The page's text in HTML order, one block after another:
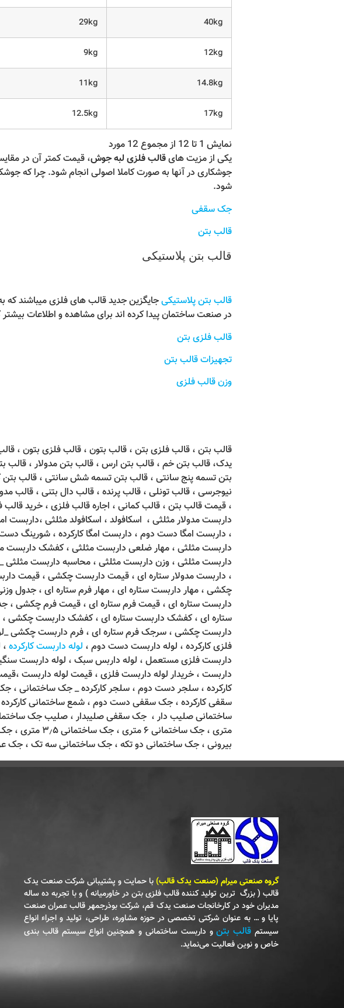
40kg
29kg
12kg
9kg
14.8kg
11kg
17kg
12.5kg
نمایش 1 تا 12 از مجموع 12 مورد
یکی از مزیت هایقالب فلزی لبه جوش، قیمت کمتر آن در
جوشکاری در آنها به صورت کاملا اصولی انجام شود. چرا که
شود.
جک سقفی
قالب بتن
قالب بتن پلاستیکی
قالب بتن پلاستیکیجایگزین جدید قالب های فلزی میباشند که
در صنعت ساختمان پیدا کرده اند برای مشاهده و اطلاعات
قالب فلزی بتن
تجهیزات قالب بتن
وزن قالب فلزی
قالب بتن ، قالب فلزی بتن ، قالب بتون ، قالب فلزی بتون
یدک، قالب بتن خم ، قالب بتن ارس ، قالب بتن مدولار ،
بتن تسمه پنج سانتی ، قالب بتن تسمه شش سانتی ، قالب بتن
نیوجرسی ، قالب تونلی ، قالب پرنده ، قالب دال بتنی ، قالب
، قیمت قالب بتن ، قالب کمانی ، اجاره قالب فلزی ، خرید
داربست مدولار مثلثی ، اسکافولد ، اسکافولد مثلثی
، داربست امگا دست دوم ، داربست امگا کارکرده ، شورینگ
داربست مثلثی ، مهار ضلعی داربست مثلثی ، کفشک داربست
داربست مثلثی ، وزن داربست مثلثی ، محاسبه داربست
، داربست مدولار ستاره ای ، قیمت داربست چکشی ، قیمت
چکشی ، مهار داربست ستاره ای ، مهار فرم ستاره ای ، جدول
داربست ستاره ای ، قیمت فرم ستاره ای ، قیمت فرم چکشی ،
ستاره ای ، کفشک داربست ستاره ای ، کفشک داربست چکشی
داربست چکشی ، سرجک فرم ستاره ای ، فرم داربست چکشی
فلزی کارکرده ، لوله داربست دست دوم ، لوله داربست کارکرده
داربست فلزی مستعمل ، لوله داربس سبک ، لوله داربست
داربست ، خریدار لوله داربست فلزی ، قیمت لوله داربست
کارکرده ، سلجر دست دوم ، سلجر کارکرده _ جک ساختمانی ،
سقفی کارکرده ، جک سقفی دست دوم ، شمع ساختمانی
متری ، جک
بیرونی ، جک ساختمانی دو تکه ، جک ساختمانی سه تک ، جک
گروه صنعتی میرام (صنعت یدک قالب) با حمایت و پشتیبانی شرکت صنعت یدک
قالب ( بزرگ‌ ترین تولید کننده قالب فلزی بتن در خاورمیانه ) و با تجربه ده ساله
مدیران خود در کارخانجات صنعت یدک قم‌، شرکت بوذرجمهر قالب عمران صنعت
پایا و … به عنوان شرکتی تخصصی در حوزه مشاوره‌، طراحی‌، تولید و اجراء انواع
سیستم قالب بتنو داربست ساختمانی و همچنین انواع سیستم قالب بندی
خاص و نوین فعالیت می‌نماید.